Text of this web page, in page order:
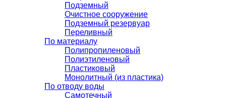
Подземный
Очистное сооружение
Подземный резервуар
Переливный
По материалу
Полипропиленовый
Полиэтиленовый
Пластиковый
Монолитный (из пластика)
По отводу воды
Самотечный